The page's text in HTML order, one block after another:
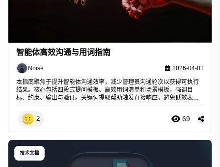
智能体高效沟通与用词指南
Noise
2026-04-01
本指南聚焦于提升智能体沟通效率，减少管理员沟通轮次以获得可执行
结果。核心包括四段式提问模板、高效用词清单和场景模板，强调目
标、约束、输出与验证。关键词提取帮助触发直接响应，避免低效表
达。
2 69
技术文档